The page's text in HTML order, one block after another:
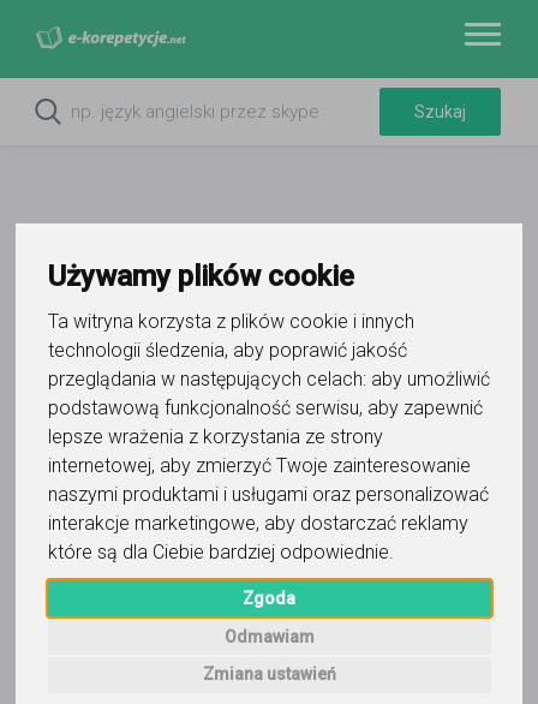
Używamy plików cookie
Ta witryna korzysta z plików cookie i innych
technologii śledzenia, aby poprawić jakość
przeglądania w następujących celach: aby umożliwić
podstawową funkcjonalność serwisu, aby zapewnić
lepsze wrażenia z korzystania ze strony
internetowej, aby zmierzyć Twoje zainteresowanie
naszymi produktami i usługami oraz personalizować
interakcje marketingowe, aby dostarczać reklamy
które są dla Ciebie bardziej odpowiednie.
Zgoda
Odmawiam
Zmiana ustawień
Do ulubionych
Oznacz wystąpienie kontaktu
Wojciech
Wyślij wiadomość